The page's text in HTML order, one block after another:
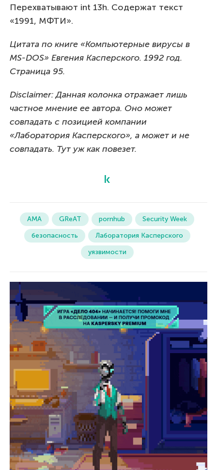
Перехватывают int 13h. Содержат текст
«1991, МФТИ».
Цитата по книге «Компьютерные вирусы в
MS-DOS» Евгения Касперского. 1992 год.
Страницa 95.
Disclaimer: Данная колонка отражает лишь
частное мнение ее автора. Оно может
совпадать с позицией компании
«Лаборатория Касперского», а может и не
совпадать. Тут уж как повезет.
AMA GReAT pornhub
Security Week
безопасность
Лаборатория Касперского
уязвимости